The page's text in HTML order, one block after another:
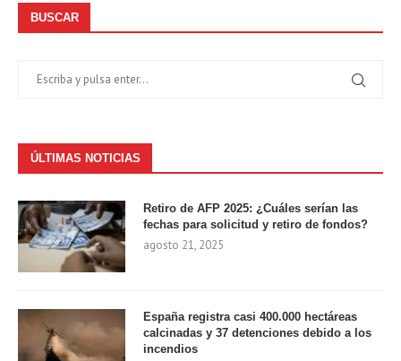
BUSCAR
ÚLTIMAS NOTICIAS
Retiro de AFP 2025: ¿Cuáles serían las
fechas para solicitud y retiro de fondos?
agosto 21, 2025
España registra casi 400.000 hectáreas
calcinadas y 37 detenciones debido a los
incendios